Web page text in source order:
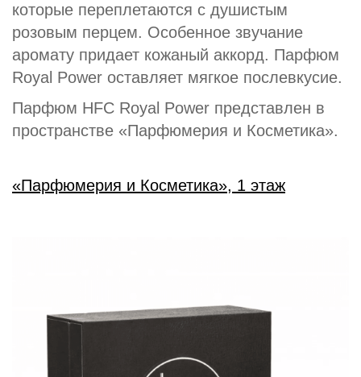
которые переплетаются с душистым
розовым перцем. Особенное звучание
аромату придает кожаный аккорд. Парфюм
Royal Power оставляет мягкое послевкусие.
Парфюм HFC Royal Power представлен в
пространстве «Парфюмерия и Косметика».
«Парфюмерия и Косметика», 1 этаж